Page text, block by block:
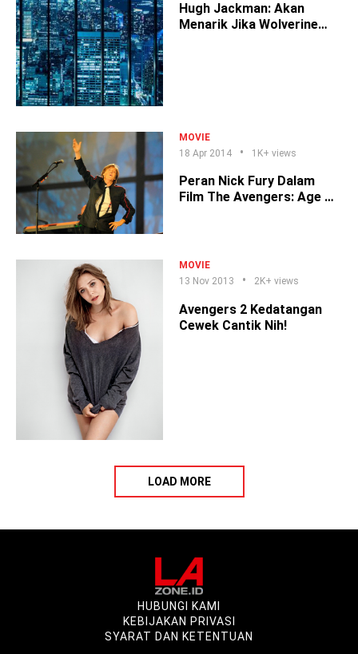
Hugh Jackman: Akan
Menarik Jika Wolverine
MOVIE
18 Apr 2014
1K+ views
Peran Nick Fury Dalam
Film The Avengers: Age Of
MOVIE
13 Nov 2013
2K+ views
Avengers 2 Kedatangan
Cewek Cantik Nih!
LOAD MORE
HUBUNGI KAMI
KEBIJAKAN PRIVASI
SYARAT DAN KETENTUAN